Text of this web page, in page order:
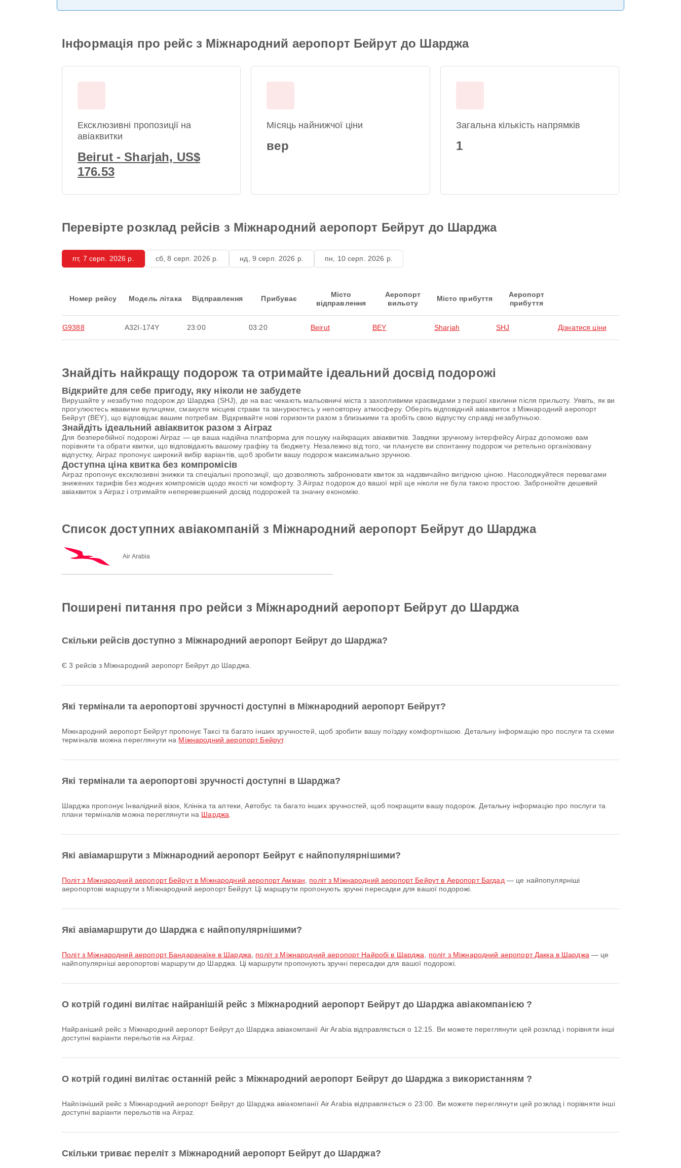
Інформація про рейс з Міжнародний аеропорт Бейрут до Шарджа
Ексклюзивні пропозиції на
авіаквитки
Beirut - Sharjah, US$
176.53
Місяць найнижчої ціни
вер
Загальна кількість напрямків
1
Перевірте розклад рейсів з Міжнародний аеропорт Бейрут до Шарджа
пт, 7 серп. 2026 р. сб, 8 серп. 2026 р. нд, 9 серп. 2026 р. пн, 10 серп. 2026 р.
Номер рейсу Модель літака Відправлення Прибуває
Місто
відправлення
Аеропорт
вильоту
Місто прибуття
Аеропорт
прибуття
G9388 A32I-174Y 23:00 03:20 Beirut BEY Sharjah SHJ Дізнатися ціни
Знайдіть найкращу подорож та отримайте ідеальний досвід подорожі
Відкрийте для себе пригоду, яку ніколи не забудете
Вирушайте у незабутню подорож до Шарджа (SHJ), де на вас чекають мальовничі міста з захопливими краєвидами з першої хвилини після прильоту. Уявіть, як ви
прогулюєтесь жвавими вулицями, смакуєте місцеві страви та занурюєтесь у неповторну атмосферу. Оберіть відповідний авіаквиток з Міжнародний аеропорт
Бейрут (BEY), що відповідає вашим потребам. Відкривайте нові горизонти разом з близькими та зробіть свою відпустку справді незабутньою.
Знайдіть ідеальний авіаквиток разом з Airpaz
Для безперебійної подорожі Airpaz — це ваша надійна платформа для пошуку найкращих авіаквитків. Завдяки зручному інтерфейсу Airpaz допоможе вам
порівняти та обрати квитки, що відповідають вашому графіку та бюджету. Незалежно від того, чи плануєте ви спонтанну подорож чи ретельно організовану
відпустку, Airpaz пропонує широкий вибір варіантів, щоб зробити вашу подорож максимально зручною.
Доступна ціна квитка без компромісів
Airpaz пропонує ексклюзивні знижки та спеціальні пропозиції, що дозволяють забронювати квиток за надзвичайно вигідною ціною. Насолоджуйтеся перевагами
знижених тарифів без жодних компромісів щодо якості чи комфорту. З Airpaz подорож до вашої мрії ще ніколи не була такою простою. Забронюйте дешевий
авіаквиток з Airpaz і отримайте неперевершений досвід подорожей та значну економію.
Список доступних авіакомпаній з Міжнародний аеропорт Бейрут до Шарджа
Air Arabia
Поширені питання про рейси з Міжнародний аеропорт Бейрут до Шарджа
Скільки рейсів доступно з Міжнародний аеропорт Бейрут до Шарджа?
Є 3 рейсів з Міжнародний аеропорт Бейрут до Шарджа.
Які термінали та аеропортові зручності доступні в Міжнародний аеропорт Бейрут?
Міжнародний аеропорт Бейрут пропонує Таксі та багато інших зручностей, щоб зробити вашу поїздку комфортнішою. Детальну інформацію про послуги та схеми
терміналів можна переглянути на Міжнародний аеропорт Бейрут.
Які термінали та аеропортові зручності доступні в Шарджа?
Шарджа пропонує Інвалідний візок, Клініка та аптеки, Автобус та багато інших зручностей, щоб покращити вашу подорож. Детальну інформацію про послуги та
плани терміналів можна переглянути на Шарджа
Які авіамаршрути з Міжнародний аеропорт Бейрут є найпопулярнішими?
політ з Міжнародний аеропорт Бейрут в Міжнародний аеропорт Амман політ з Міжнародний аеропорт Бейрут в Аеропорт Багдад — це найпопулярніші
аеропортові маршрути з Міжнародний аеропорт Бейрут. Ці маршрути пропонують зручні пересадки для вашої подорожі.
Які авіамаршрути до Шарджа є найпопулярнішими?
політ з Міжнародний аеропорт Бандаранаїке в Шарджа політ з Міжнародний аеропорт Найробі в Шарджа політ з Міжнародний аеропорт Дакка в Шарджа — це
найпопулярніші аеропортові маршрути до Шарджа. Ці маршрути пропонують зручні пересадки для вашої подорожі.
О котрій годині вилітає найранішій рейс з Міжнародний аеропорт Бейрут до Шарджа авіакомпанією ?
Найраніший рейс з Міжнародний аеропорт Бейрут до Шарджа авіакомпанії Air Arabia відправляється о 12:15. Ви можете переглянути цей розклад і порівняти інші
доступні варіанти перельотів на Airpaz.
О котрій годині вилітає останній рейс з Міжнародний аеропорт Бейрут до Шарджа з використанням ?
Найпізніший рейс з Міжнародний аеропорт Бейрут до Шарджа авіакомпанії Air Arabia відправляється о 23:00. Ви можете переглянути цей розклад і порівняти інші
доступні варіанти перельотів на Airpaz.
Скільки триває переліт з Міжнародний аеропорт Бейрут до Шарджа?